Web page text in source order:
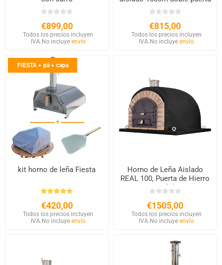
€899,00
Todos los precios incluyen
IVA. No incluye envío
€815,00
Todos los precios incluyen
IVA. No incluyeenvío
FIESTA + pá + capa
kit horno de leña Fiesta
€420,00
Todos los precios incluyen
IVA. No incluye envío
Horno de Leña Aislado
REAL 100, Puerta de Hierro
Fundido
€1505,00
Todos los precios incluyen
IVA. No incluyeenvío